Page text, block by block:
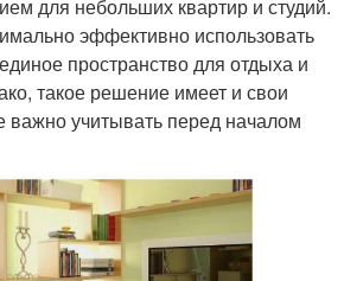
для небольших квартир и студий.
эффективно использовать
пространство для отдыха и
такое решение имеет и свои
важно учитывать перед началом